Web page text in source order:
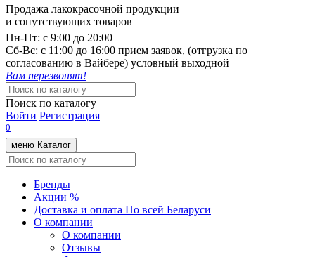
Продажа лакокрасочной продукции
и сопутствующих товаров
Пн-Пт: с 9:00 до 20:00
Cб-Вс: с 11:00 до 16:00 прием заявок, (отгрузка по
согласованию в Вайбере) условный выходной
Вам перезвонят!
Поиск по каталогу
Войти Регистрация
0
меню Каталог
Бренды
Акции %
Доставка и оплата По всей Беларуси
О компании
О компании
Отзывы